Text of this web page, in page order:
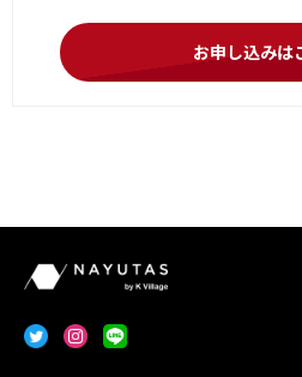
お申し込みは